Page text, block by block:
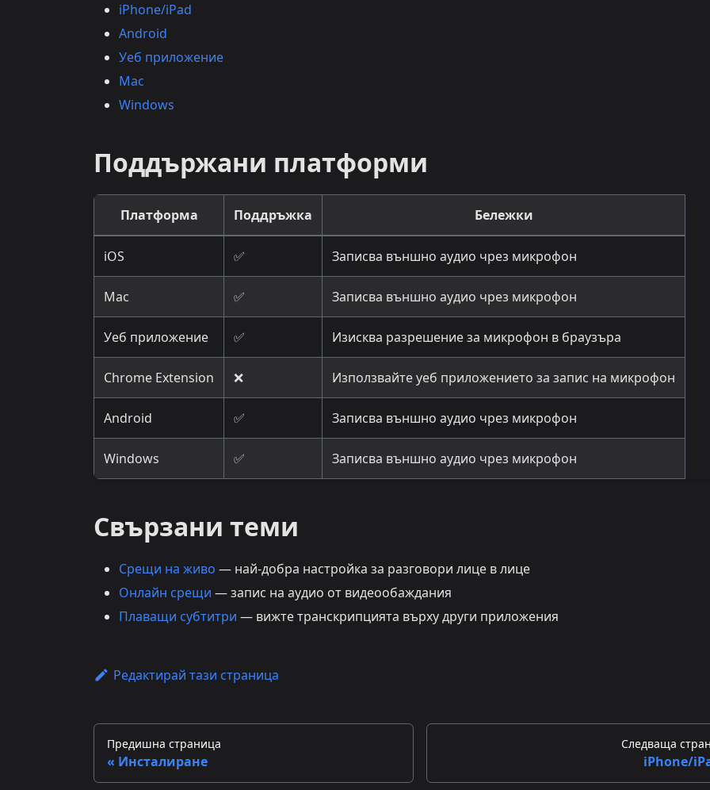
iPhone/iPad
Android
Уеб приложение
Mac
Windows
Поддържани платформи
Платформа Поддръжка Бележки
iOS ✅ Записва външно аудио чрез микрофон
Mac ✅ Записва външно аудио чрез микрофон
Уеб приложение ✅ Изисква разрешение за микрофон в браузъра
Chrome Extension ❌ Използвайте уеб приложението за запис на микрофон
Android ✅ Записва външно аудио чрез микрофон
Windows ✅ Записва външно аудио чрез микрофон
Свързани теми
Срещи на живо — най-добра настройка за разговори лице в лице
Онлайн срещи — запис на аудио от видеообаждания
Плаващи субтитри — вижте транскрипцията върху други приложения
Редактирай тази страница
Предишна страница
Инсталиране
Следваща
iPhone/